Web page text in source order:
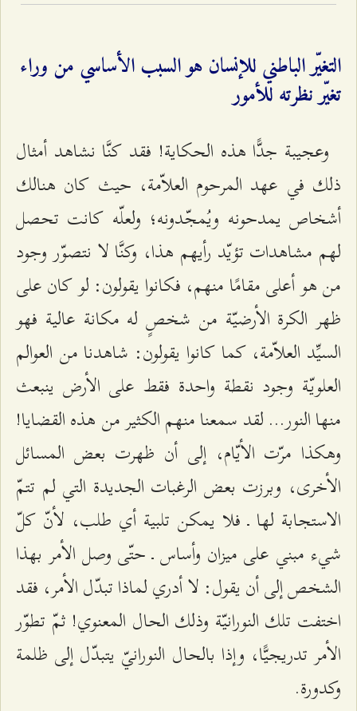
التغيّر الباطني للإنسان هو السبب الأساسي من وراء
تغيّر نظرته للأمور
وعجيبة جدًّا هذه الحكاية! فقد كنَّا نشاهد أمثال
ذلك في عهد المرحوم العلاّمة، حيث كان هنالك
أشخاص يمدحونه ويُمجّدونه؛ ولعلّه كانت تحصل
لهم مشاهدات تؤيّد رأيهم هذا، وكنَّا لا نتصوّر وجود
من هو أعلى مقامًا منهم، فكانوا يقولون: لو كان على
ظهر الكرة الأرضيّة من شخصٍ له مكانة عالية فهو
السيِّد العلاّمة، كما كانوا يقولون: شاهدنا من العوالم
العلويّة وجود نقطة واحدة فقط على الأرض ينبعث
منها النور... لقد سمعنا منهم الكثير من هذه القضايا!
وهكذا مرّت الأيّام، إلى أن ظهرت بعض المسائل
الأخرى، وبرزت بعض الرغبات الجديدة التي لم تتمّ
الاستجابة لها ـ فلا يمكن تلبية أي طلب، لأنّ كلّ
شيء مبني على ميزان وأساس ـ حتّى وصل الأمر بهذا
الشخص إلى أن يقول: لا أدري لماذا تبدّل الأمر، فقد
اختفت تلك النورانيّة وذلك الحال المعنوي! ثمّ تطوّر
الأمر تدريجيًّا، وإذا بالحال النورانيّ يتبدّل إلى ظلمة
وكدورة.